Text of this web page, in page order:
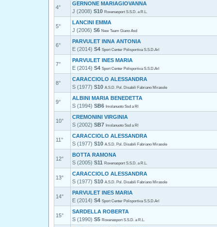
4°
GERNONE MARIAGIOVANNA
J (2008) S10 Roxenasport S.S.D. a R.L.
5°
LANCINI EMMA
J (2006) S6 New Team Giano Asd
6°
PARVULET INNA ANTONIA
E (2014) S4 Sport Center Polisportiva S.S.D.Arl
7°
PARVULET INES MARIA
E (2014) S4 Sport Center Polisportiva S.S.D.Arl
8°
CARACCIOLO ALESSANDRA
S (1977) S10 A.S.D. Pol. Disabili Fabriano Mirasole
9°
ALBINI MARIA BENEDETTA
S (1994) SB6 Imolanuoto Ssd a Rl
10°
CREMONINI VIRGINIA
S (2002) SB7 Imolanuoto Ssd a Rl
11°
CARACCIOLO ALESSANDRA
S (1977) S10 A.S.D. Pol. Disabili Fabriano Mirasole
12°
BOTTA RAMONA
S (2005) S11 Roxenasport S.S.D. a R.L.
13°
CARACCIOLO ALESSANDRA
S (1977) S10 A.S.D. Pol. Disabili Fabriano Mirasole
14°
PARVULET INES MARIA
E (2014) S4 Sport Center Polisportiva S.S.D.Arl
15°
SARDELLA ROBERTA
S (1990) S5 Roxenasport S.S.D. a R.L.